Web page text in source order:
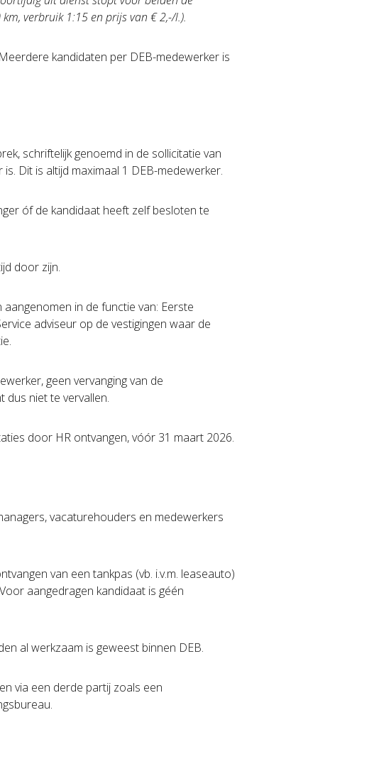
verbruik 1:15 en prijs van € 2,-/l.).
kandidaten per DEB-medewerker is
schriftelijk genoemd in de sollicitatie van
Dit is altijd maximaal 1 DEB-medewerker.
óf de kandidaat heeft zelf besloten te
door zijn.
in de functie van: Eerste
adviseur op de vestigingen waar de
geen vervanging van de
dus niet te vervallen.
door HR ontvangen, vóór 31 maart 2026.
vacaturehouders en medewerkers
van een tankpas (vb. i.v.m. leaseauto)
aangedragen kandidaat is géén
al werkzaam is geweest binnen DEB.
via een derde partij zoals een